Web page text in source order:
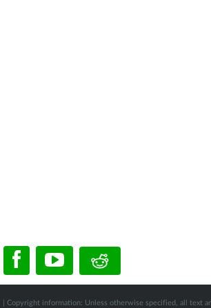
| Copyright information: Unless otherwise specified, all text